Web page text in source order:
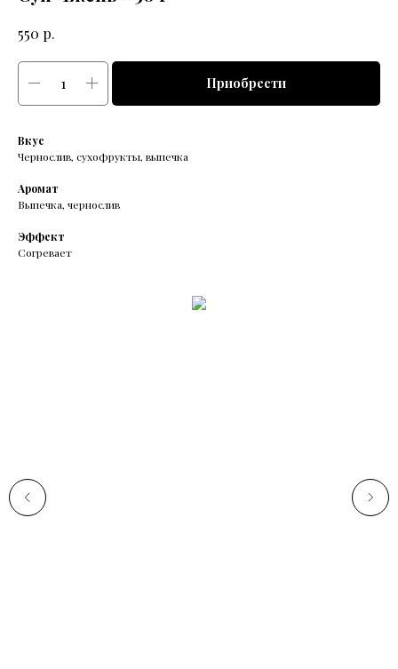
550 р.
Приобрести
Вкус
Чернослив, сухофрукты, выпечка
Аромат
Выпечка, чернослив
Эффект
Согревает